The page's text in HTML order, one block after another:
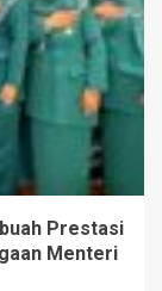
Prestasi
Menteri